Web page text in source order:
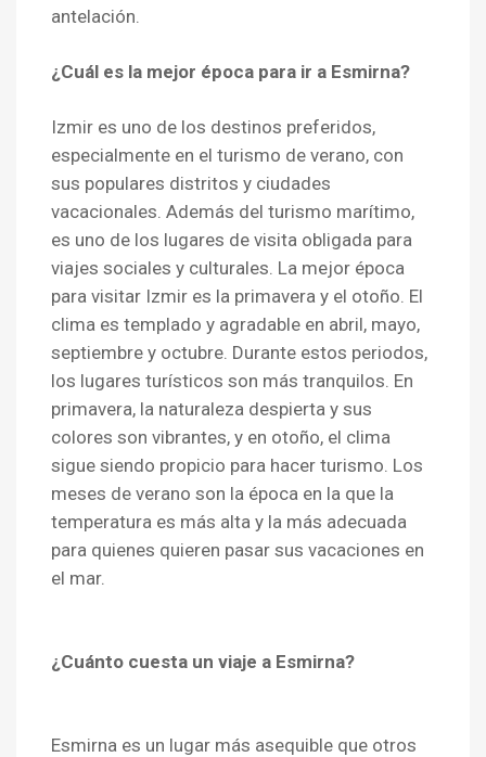
antelación.
¿Cuál es la mejor época para ir a Esmirna?
Izmir es uno de los destinos preferidos,
especialmente en el turismo de verano, con
sus populares distritos y ciudades
vacacionales. Además del turismo marítimo,
es uno de los lugares de visita obligada para
viajes sociales y culturales. La mejor época
para visitar Izmir es la primavera y el otoño. El
clima es templado y agradable en abril, mayo,
septiembre y octubre. Durante estos periodos,
los lugares turísticos son más tranquilos. En
primavera, la naturaleza despierta y sus
colores son vibrantes, y en otoño, el clima
sigue siendo propicio para hacer turismo. Los
meses de verano son la época en la que la
temperatura es más alta y la más adecuada
para quienes quieren pasar sus vacaciones en
el mar.
¿Cuánto cuesta un viaje a Esmirna?
Esmirna es un lugar más asequible que otros